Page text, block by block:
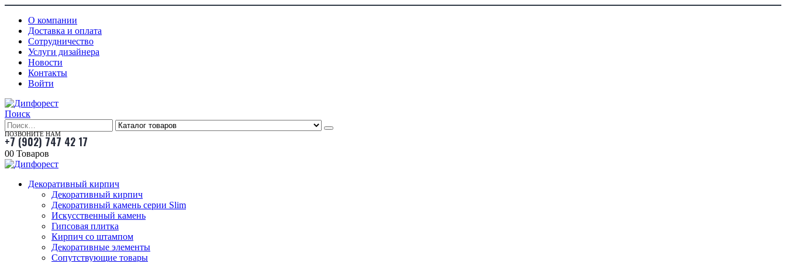
О компании
Доставка и оплата
Сотрудничество
Услуги дизайнера
Новости
Контакты
Войти
Поиск
ПОЗВОНИТЕ НАМ
+7 (902) 747 42 17
00 Товаров
Декоративный кирпич
Декоративный кирпич
Декоративный камень серии Slim
Искусственный камень
Гипсовая плитка
Кирпич со штампом
Декоративные элементы
Сопутствующие товары